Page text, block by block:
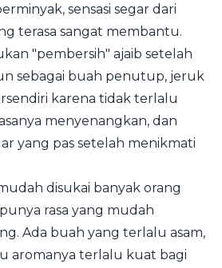
sensasi segar dari
terasa sangat membantu.
"pembersih" ajaib setelah
sebagai buah penutup, jeruk
karena tidak terlalu
menyenangkan, dan
yang pas setelah menikmati
disukai banyak orang
rasa yang mudah
Ada buah yang terlalu asam,
aromanya terlalu kuat bagi